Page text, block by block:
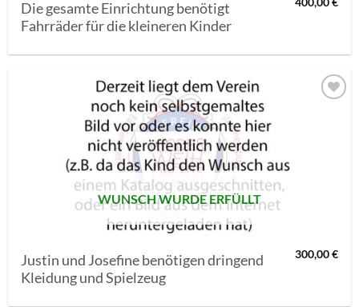
Die gesamte Einrichtung benötigt
Fahrräder für die kleineren Kinder
WUNSCH WURDE ERFÜLLT
Justin und Josefine benötigen dringend
Kleidung und Spielzeug
300,00€